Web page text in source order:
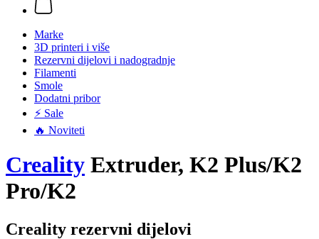
Marke
3D printeri i više
Rezervni dijelovi i nadogradnje
Filamenti
Smole
Dodatni pribor
⚡ Sale
🔥 Noviteti
Creality Extruder, K2 Plus/K2
Pro/K2
Creality rezervni dijelovi